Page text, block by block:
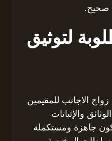
صحيح.
لتوثيق
الاجانب للمقيمين
والإثباتات
جاهزة ومستكملة